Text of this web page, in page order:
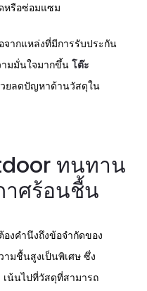
หรือซ่อมแซม
ากแหล่งที่มีการรับประกัน
มมั่นใจมากขึ้น โต๊ะ
ยลดปัญหาด้านวัสดุใน
ทนทาน
าศร้อนชื้น
งคำนึงถึงข้อจำกัดของ
มชื้นสูงเป็นพิเศษ ซึ่ง
น้นไปที่วัสดุที่สามารถ